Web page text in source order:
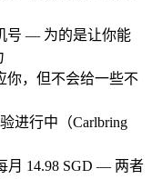
号 — 为的是让你能
，但不会给一些不
进行中（Carlbring
月 14.98 SGD — 两者